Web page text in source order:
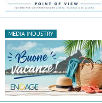
MEDIA INDUSTRY